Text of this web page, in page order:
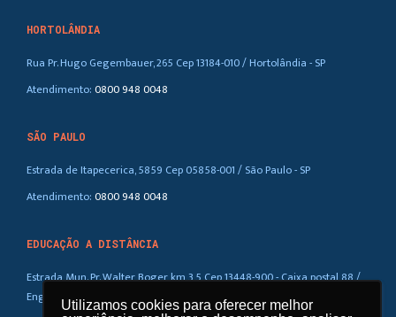
Utilizamos cookies para oferecer melhor
Utilizamos cookies para oferecer melhor
HORTOLÂNDIA
Rua Pr. Hugo Gegembauer, 265 Cep 13184-010 / Hortolândia - SP
Atendimento:0800 948 0048
SÃO PAULO
Estrada de Itapecerica, 5859 Cep 05858-001 / São Paulo - SP
Atendimento:0800 948 0048
EDUCAÇÃO A DISTÂNCIA
Estrada Mun. Pr. Walter Boger, km 3,5 Cep 13448-900 - Caixa postal 88 /
Eng. Coelho – SP